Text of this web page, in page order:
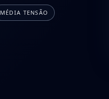
MÉDIA TENSÃO